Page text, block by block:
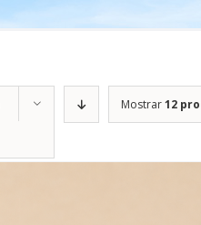
Mostrar12